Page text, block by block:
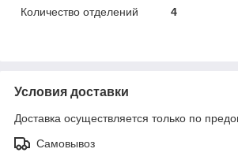
Количество отделений
4
Условия доставки
Доставка осуществляется только по
Самовывоз